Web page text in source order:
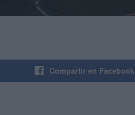
Compartir en Facebook